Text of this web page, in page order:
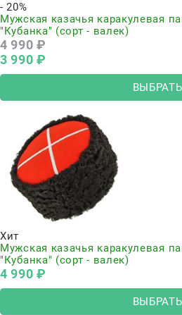
- 20%
Мужская казачья каракулевая
"Кубанка" (сорт - валек)
4 990 ₽
3 990 ₽
ВЫБРАТЬ
Хит
Мужская казачья каракулевая
"Кубанка" (сорт - валек)
4 990 ₽
ВЫБРАТЬ